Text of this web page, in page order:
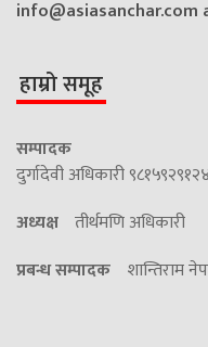
info@asiasanchar.com
हाम्रो समूह
सम्पादक
दुर्गादेवी अधिकारी ९८१५९२९१२४
अध्यक्ष तीर्थमणि अधिकारी
प्रबन्ध सम्पादक शान्तिराम